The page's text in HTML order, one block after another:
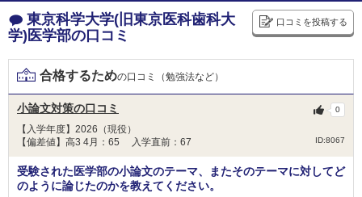
学費ランキングを見る
研究者養成コース進学生対象奨学金
金額 -
人数 -
目的
東京医科歯大学研究者養成コースへ進学する者に
対し、今後の学業励みとするため奨学金を貸与す
ることを目的としています。
東京科学大学(旧東京医科歯科大
学)医学部の口コミ
口コミを投稿する
合格するための口コミ（勉強法など）
小論文対策の口コミ
【入学年度】2026（現役）
【偏差値】高3 4月：65 入学直前：67
ID:8067
0
受験された医学部の小論文のテーマ、またそのテーマに対してど
のように論じたのかを教えてください。